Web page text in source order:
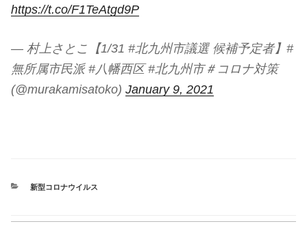
https://t.co/F1TeAtgd9P
— 村上さとこ【1/31 #北九州市議選 候補予定者】#
無所属市民派 #八幡西区 #北九州市＃コロナ対策
(@murakamisatoko) January 9, 2021
カ
リ
新型コロナウイルス